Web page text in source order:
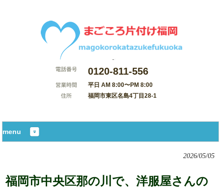
0120-811-556
平日 AM 8:00〜PM 8:00
福岡市東区名島4丁目28-1
menu
2026/05/05
福岡市中央区那の川で、洋服屋さんの